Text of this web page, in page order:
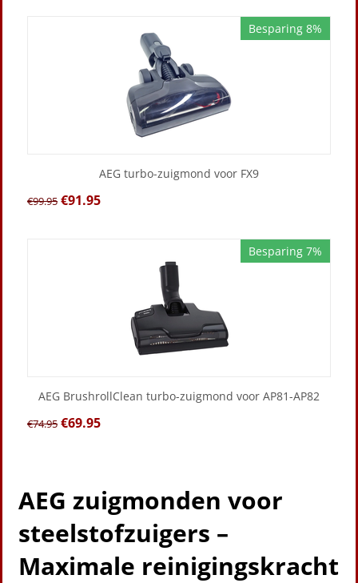
Besparing 8%
AEG turbo-zuigmond voor FX9
€99.95 €91.95
Besparing 7%
AEG BrushrollClean turbo-zuigmond voor AP81-AP82
€74.95 €69.95
AEG zuigmonden voor
steelstofzuigers –
Maximale reinigingskracht